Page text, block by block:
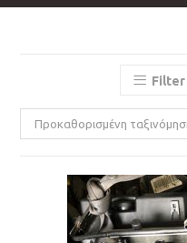
Filter
Προκαθορισμένη